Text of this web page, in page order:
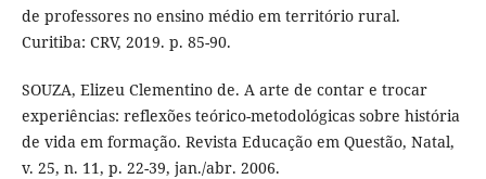
de professores no ensino médio em território rural.
Curitiba: CRV, 2019. p. 85-90.
SOUZA, Elizeu Clementino de. A arte de contar e trocar
experiências: reflexões teórico-metodológicas sobre história
de vida em formação. Revista Educação em Questão, Natal,
v. 25, n. 11, p. 22-39, jan./abr. 2006.